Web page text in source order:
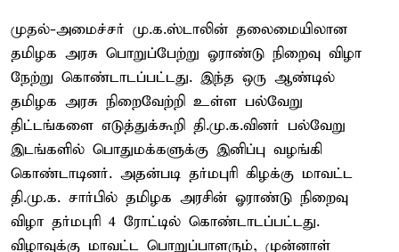
முதல்-அமைச்சர் மு.க.ஸ்டாலின் தலைமையிலான
தமிழக அரசு பொறுப்பேற்று ஓராண்டு நிறைவு விழா
நேற்று கொண்டாடப்பட்டது. இந்த ஒரு ஆண்டில்
தமிழக அரசு நிறைவேற்றி உள்ள பல்வேறு
திட்டங்களை எடுத்துக்கூறி தி.மு.க.வினர் பல்வேறு
இடங்களில் பொதுமக்களுக்கு இனிப்பு வழங்கி
கொண்டாடினர். அதன்படி தர்மபுரி கிழக்கு மாவட்ட
தி.மு.க. சார்பில் தமிழக அரசின் ஓராண்டு நிறைவு
விழா தர்மபுரி 4 ரோட்டில் கொண்டாடப்பட்டது.
விழாவுக்கு மாவட்ட பொறுப்பாளரும், முன்னாள்